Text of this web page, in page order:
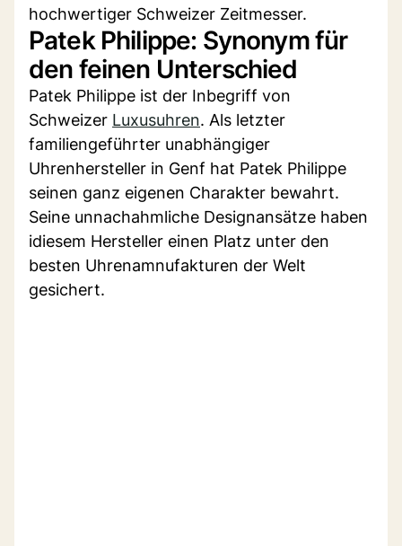
hochwertiger Schweizer Zeitmesser.
Patek Philippe: Synonym für
den feinen Unterschied
Patek Philippe ist der Inbegriff von
Schweizer Luxusuhren. Als letzter
familiengeführter unabhängiger
Uhrenhersteller in Genf hat Patek Philippe
seinen ganz eigenen Charakter bewahrt.
Seine unnachahmliche Designansätze haben
idiesem Hersteller einen Platz unter den
besten Uhrenamnufakturen der Welt
gesichert.